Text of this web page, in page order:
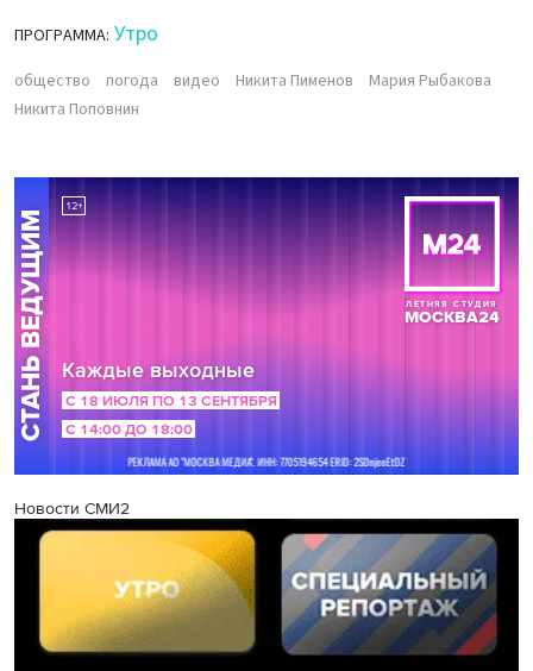
ПРОГРАММА: Утро
общество погода видео Никита Пименов
Мария Рыбакова
Никита Поповнин
Новости СМИ2